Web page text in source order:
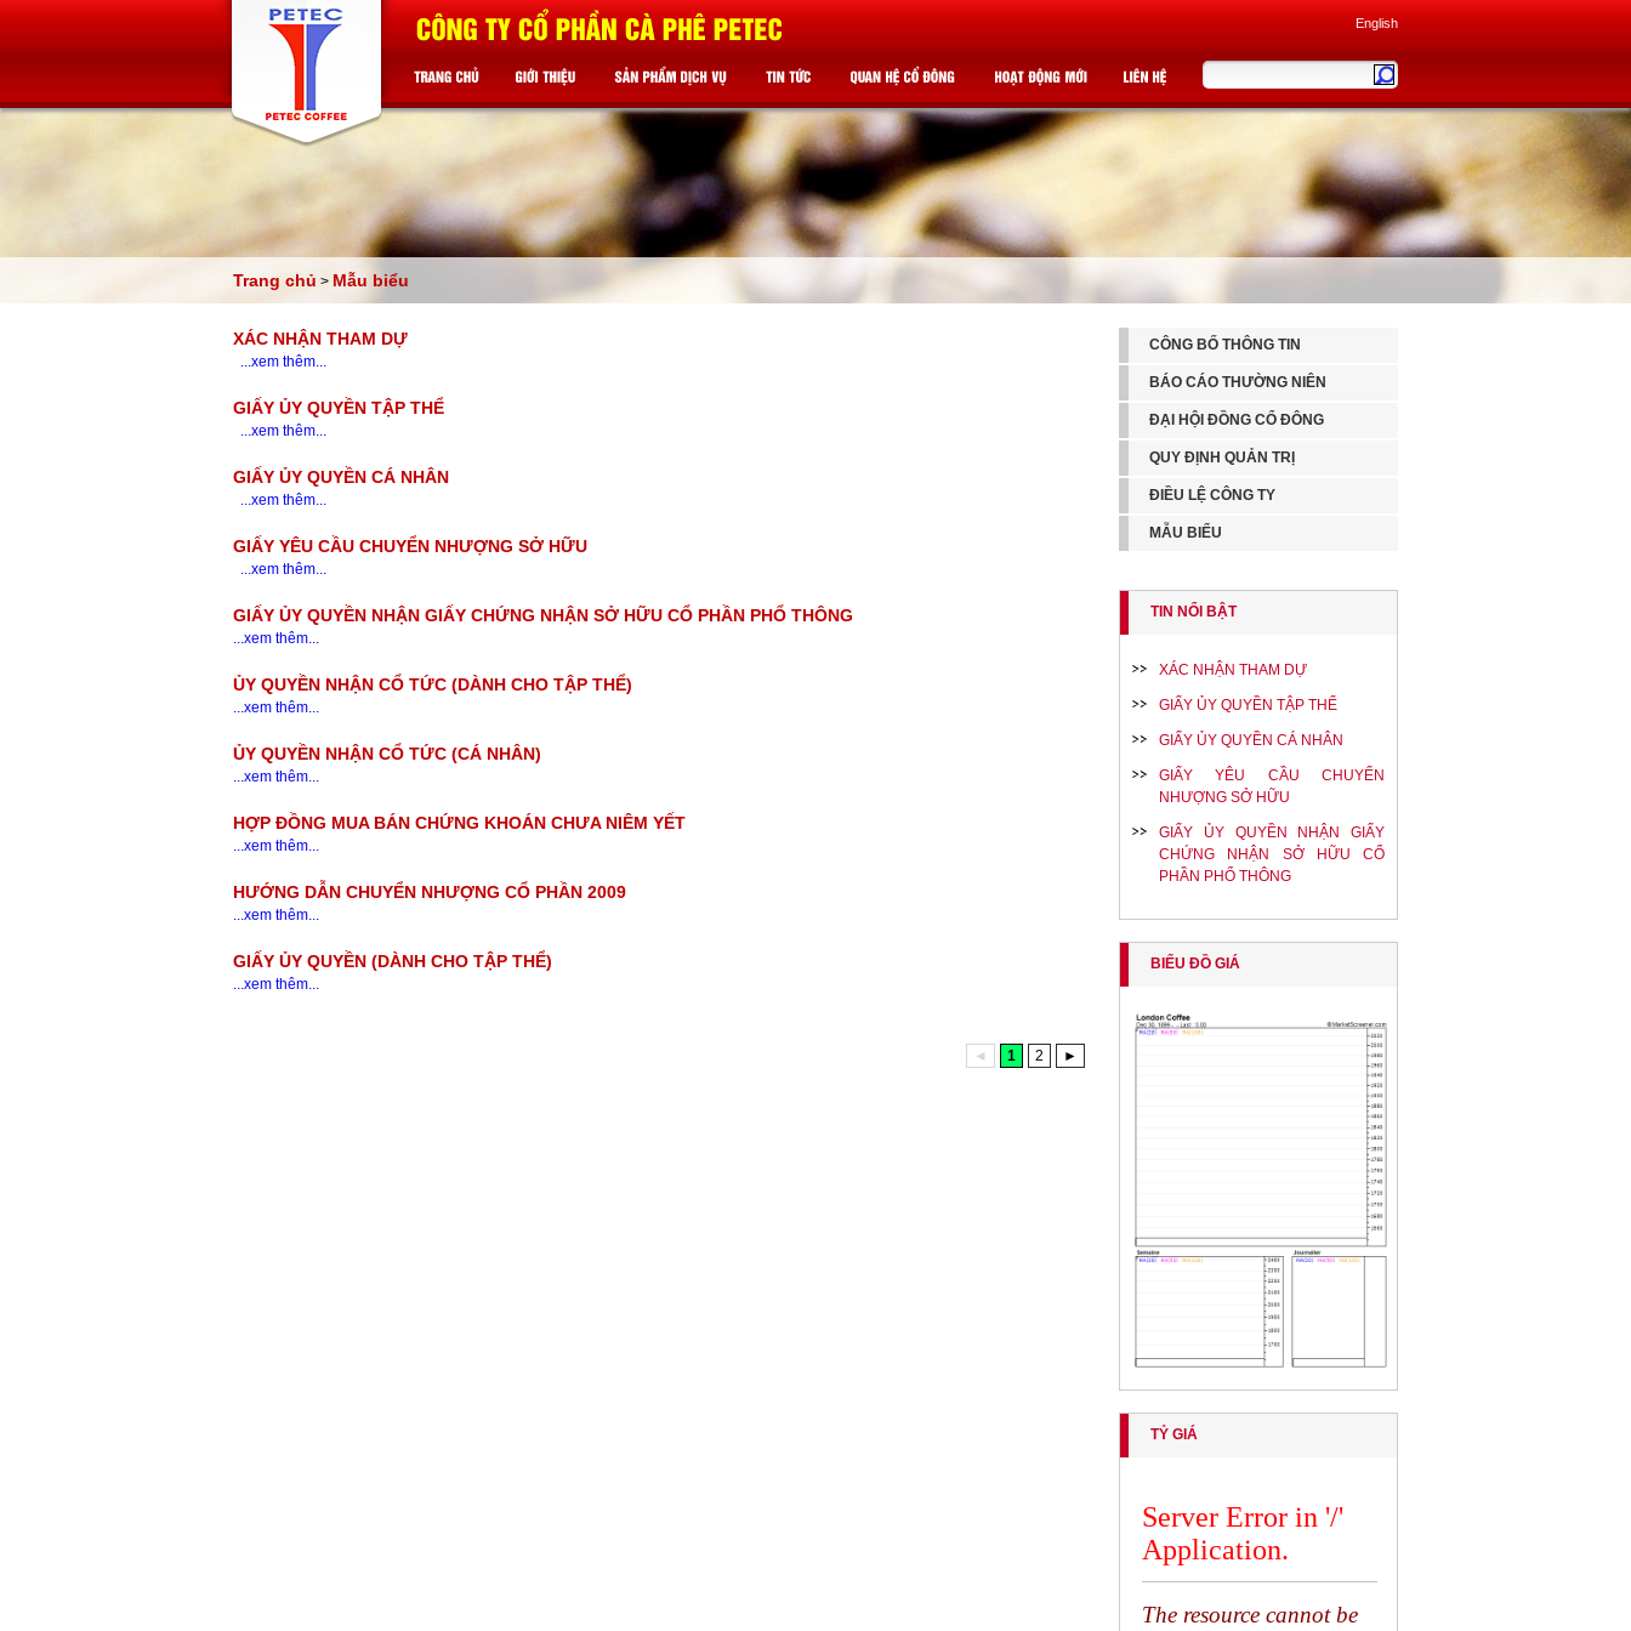
English
Trang chủ > Mẫu biểu
XÁC NHẬN THAM DỰ
...xem thêm...
GIẤY ỦY QUYỀN TẬP THỂ
...xem thêm...
GIẤY ỦY QUYỀN CÁ NHÂN
...xem thêm...
GIẤY YÊU CẦU CHUYỂN NHƯỢNG SỞ HỮU
...xem thêm...
GIẤY ỦY QUYỀN NHẬN GIẤY CHỨNG NHẬN SỞ HỮU CỔ PHẦN PHỔ THÔNG
...xem thêm...
ỦY QUYỀN NHẬN CỔ TỨC (DÀNH CHO TẬP THỂ)
...xem thêm...
ỦY QUYỀN NHẬN CỔ TỨC (CÁ NHÂN)
...xem thêm...
HỢP ĐỒNG MUA BÁN CHỨNG KHOÁN CHƯA NIÊM YẾT
...xem thêm...
HƯỚNG DẪN CHUYỂN NHƯỢNG CỔ PHẦN 2009
...xem thêm...
GIẤY ỦY QUYỀN (DÀNH CHO TẬP THỂ)
...xem thêm...
◄ 1 2 ►
CÔNG BỐ THÔNG TIN
BÁO CÁO THƯỜNG NIÊN
ĐẠI HỘI ĐỒNG CỔ ĐÔNG
QUY ĐỊNH QUẢN TRỊ
ĐIỀU LỆ CÔNG TY
MẪU BIỂU
TIN NỔI BẬT
XÁC NHẬN THAM DỰ
GIẤY ỦY QUYỀN TẬP THỂ
GIẤY ỦY QUYỀN CÁ NHÂN
GIẤY YÊU CẦU CHUYỂN
NHƯỢNG SỞ HỮU
GIẤY ỦY QUYỀN NHẬN GIẤY
CHỨNG NHẬN SỞ HỮU CỔ
PHẦN PHỔ THÔNG
BIỂU ĐỒ GIÁ
TỶ GIÁ